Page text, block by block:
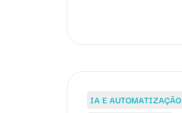
IA E AUTOMATIZAÇÃO